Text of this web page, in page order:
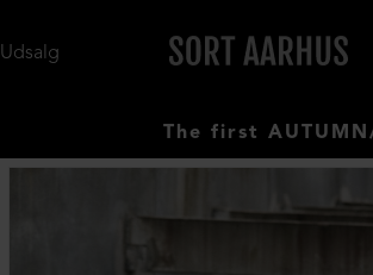
Udsalg
The first AUTUMN/